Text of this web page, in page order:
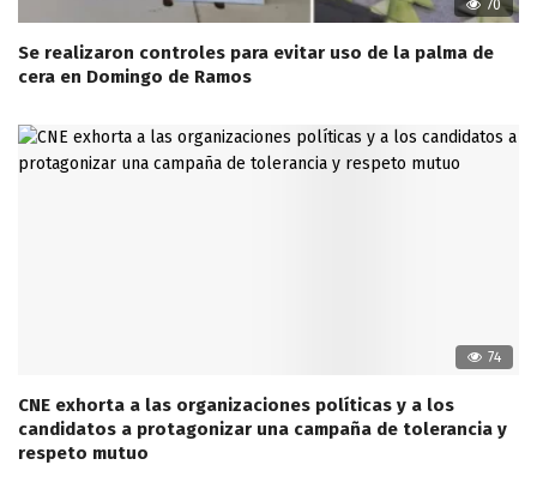
70
Se realizaron controles para evitar uso de la palma de
cera en Domingo de Ramos
74
CNE exhorta a las organizaciones políticas y a los
candidatos a protagonizar una campaña de tolerancia y
respeto mutuo